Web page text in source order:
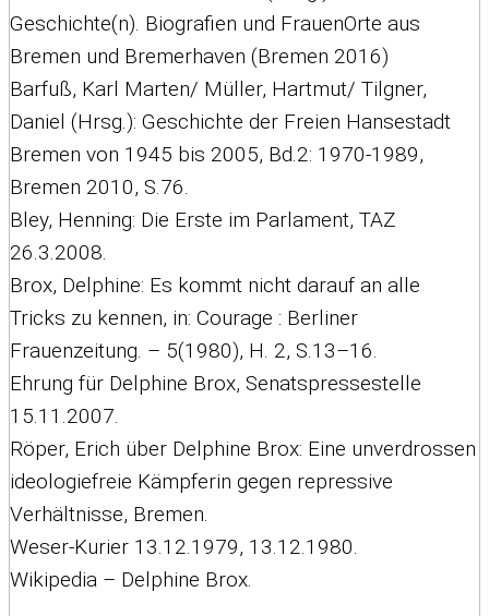
Geschichte(n). Biografien und FrauenOrte aus
Bremen und Bremerhaven (Bremen 2016)
Barfuß, Karl Marten/ Müller, Hartmut/ Tilgner,
Daniel (Hrsg.): Geschichte der Freien Hansestadt
Bremen von 1945 bis 2005, Bd.2: 1970-1989,
Bremen 2010, S.76.
Bley, Henning: Die Erste im Parlament, TAZ
26.3.2008.
Brox, Delphine: Es kommt nicht darauf an alle
Tricks zu kennen, in: Courage : Berliner
Frauenzeitung. – 5(1980), H. 2, S.13–16.
Ehrung für Delphine Brox, Senatspressestelle
15.11.2007.
Röper, Erich über Delphine Brox: Eine unverdrossen
ideologiefreie Kämpferin gegen repressive
Verhältnisse, Bremen.
Weser-Kurier 13.12.1979, 13.12.1980.
Wikipedia – Delphine Brox.